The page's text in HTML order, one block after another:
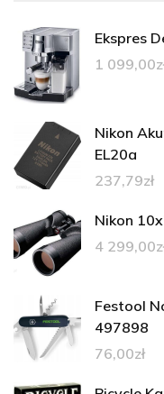
Ekspres
1 099,00
Nikon
EL20a
237,79zł
Nikon
4 299,00
Festool
497898
76,00zł